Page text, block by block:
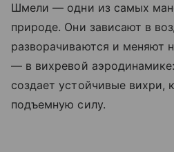
Шмели — одни из самых
природе. Они зависают в
разворачиваются и меняют
— в вихревой
создает устойчивые вихри,
подъемную силу.